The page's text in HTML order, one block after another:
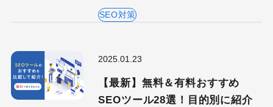
SEO対策
2025.01.23
【最新】無料＆有料おすすめ
SEOツール28選！目的別に紹介